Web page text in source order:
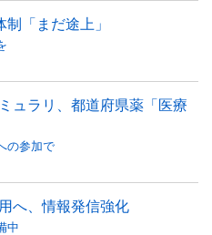
「まだ途上」
ュラリ、都道府県薬「医療
の参加で
へ、情報発信強化
中